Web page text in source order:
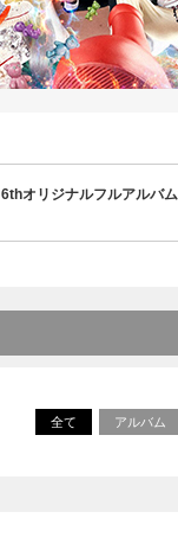
6thオリジナルフルアルバ
全て アルバム